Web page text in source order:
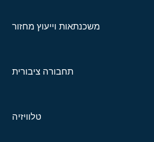
משכנתאות וייעוץ מחזור
תחבורה ציבורית
טלוויזיה